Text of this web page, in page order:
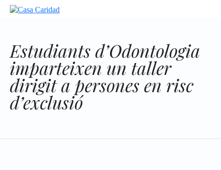
Estudiants d’Odontologia
imparteixen un taller
dirigit a persones en risc
d’exclusió